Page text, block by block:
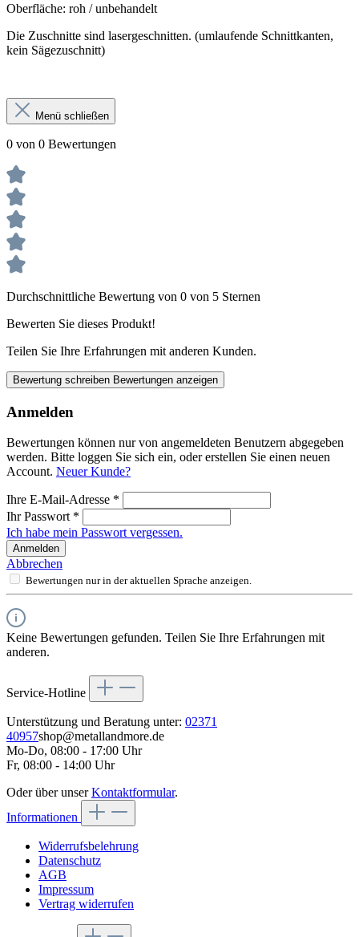
Oberfläche: roh / unbehandelt
Die Zuschnitte sind lasergeschnitten. (umlaufende Schnittkanten,
kein Sägezuschnitt)
Menü schließen
0 von 0 Bewertungen
Durchschnittliche Bewertung von 0 von 5 Sternen
Bewerten Sie dieses Produkt!
Teilen Sie Ihre Erfahrungen mit anderen Kunden.
Bewertung schreiben Bewertungen anzeigen
Anmelden
Bewertungen können nur von angemeldeten Benutzern abgegeben
werden. Bitte loggen Sie sich ein, oder erstellen Sie einen neuen
Account. Neuer Kunde?
Ihre E-Mail-Adresse *
Ihr Passwort *
Ich habe mein Passwort vergessen.
Anmelden
Abbrechen
Bewertungen nur in der aktuellen Sprache anzeigen.
Keine Bewertungen gefunden. Teilen Sie Ihre Erfahrungen mit
anderen.
Service-Hotline
Unterstützung und Beratung unter: 02371
40957shop@metallandmore.de
Mo-Do, 08:00 - 17:00 Uhr
Fr, 08:00 - 14:00 Uhr
Oder über unserKontaktformular.
Informationen
Widerrufsbelehrung
Datenschutz
AGB
Impressum
Vertrag widerrufen